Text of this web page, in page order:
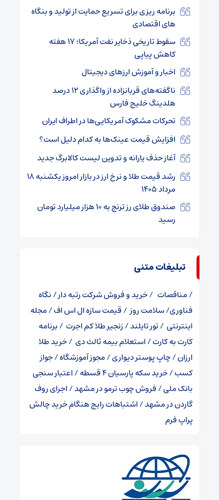
برنامه ریزی برای تسریع حمایت از تولید و بنگاه
های اقتصادی
سقوط تاریخی ذخایر نفت آمریکا؛ ۱۷ هفته
کاهش پیاپی
اخبار و آموزش ارزهای دیجیتال
ناگفته‌های قربانزاده از واگذاری ۱۲ درصد
هلدینگ خلیج فارس
تحرکات مشکوک آمریکایی‌ها در اطراف ایران
افزایش قیمت عینک‌ها به کدام دلیل است؟
آغاز حذف یارانه و تدوین لیست کالابرگ جدید
رشد قیمت طلا و نرخ ارز در بازار امروز یکشنبه ۱۸
مرداد ۱۴۰۵
صندوق طلای رز ترنج به ۱۰ هزار میلیارد تومان
رسید
تبلیغات متنی
/مناقصات /خرید و فروش شرکت رتبه دار/نگاه
فناوری/سلامت روز/قیمت سازه ال اس اف/مجله
اینترنتی /تور تایلند/زنجیر طلا کم اجرت /برنامه
کارت به کارت/استعلام بیمه ثالث دی /خرید طلا
ارزان/چاپ پوستر دیواری/مجوز آموزشگاه/جواز
کسب/خرید سکه پارسیان 4 قسطه /اعتبار سنجی
بانک ملی/فروش چوب ترمو در مشهد/اجرای روف
گاردن در مشهد/اشتباهات رایج هنگام خرید چالش
پراپ فرم